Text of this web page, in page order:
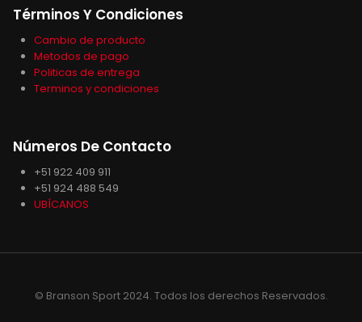
Términos Y Condiciones
Cambio de producto
Metodos de pago
Politicas de entrega
Terminos y condiciones
Números De Contacto
+51 922 409 911
+51 924 488 549
UBÍCANOS
© Branson Sport 2024. Todos los derechos Reservados.